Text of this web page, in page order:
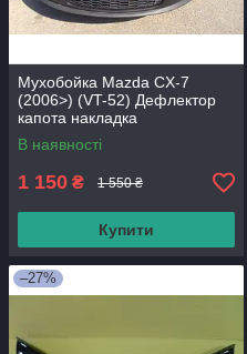
Мухобойка Mazda CX-7
(2006>) (VT-52) Дефлектор
капота накладка
В наявності
1 150 ₴ 1 550 ₴
Купити
–27%